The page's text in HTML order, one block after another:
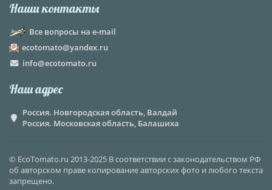
Наши контакты
Все вопросы на e-mail
ecotomato@yandex.ru
info@ecotomato.ru
Наш адрес
Россия. Новгородская область, Валдай
Россия. Московская область, Балашиха
© EcoTomato.ru 2013-2025 В соответствии с законодательством РФ
об авторском праве копирование авторских фото и любого текста
запрещено.